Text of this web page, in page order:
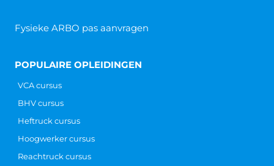
Fysieke ARBO pas aanvragen
POPULAIRE OPLEIDINGEN
VCA cursus
BHV cursus
Heftruck cursus
Hoogwerker cursus
Reachtruck cursus